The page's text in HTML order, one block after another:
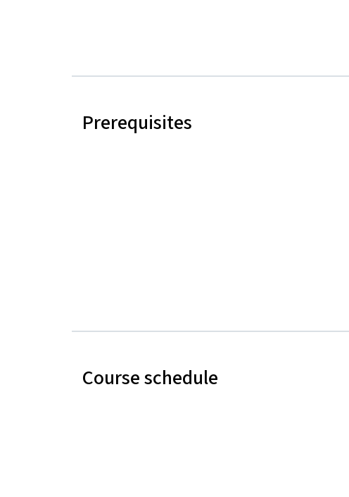
Prerequisites
Course schedule